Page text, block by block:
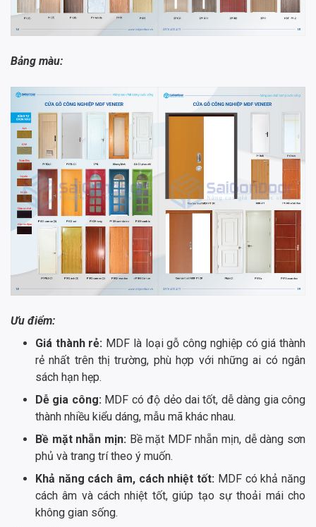
Bảng màu:
Ưu điểm:
Giá thành rẻ: MDF là loại gỗ công nghiệp có giá thành
rẻ nhất trên thị trường, phù hợp với những ai có ngân
sách hạn hẹp.
Dễ gia công:MDF có độ dẻo dai tốt, dễ dàng gia công
thành nhiều kiểu dáng, mẫu mã khác nhau.
Bề mặt nhẵn mịn:Bề mặt MDF nhẵn mịn, dễ dàng sơn
phủ và trang trí theo ý muốn.
Khả năng cách âm, cách nhiệt tốt: MDF có khả năng
cách âm và cách nhiệt tốt, giúp tạo sự thoải mái cho
không gian sống.